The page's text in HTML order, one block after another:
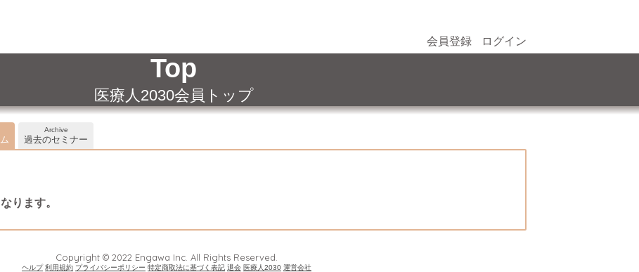
会員登録 ログイン
Top
医療人2030会員トップ
Archive
過去のセミナー
ります。
Copyright © 2022 Engawa Inc. All Rights Reserved.
ヘルプ 利用規約 プライバシーポリシー 特定商取法に基づく表記 退会 医療人2030 運営会社